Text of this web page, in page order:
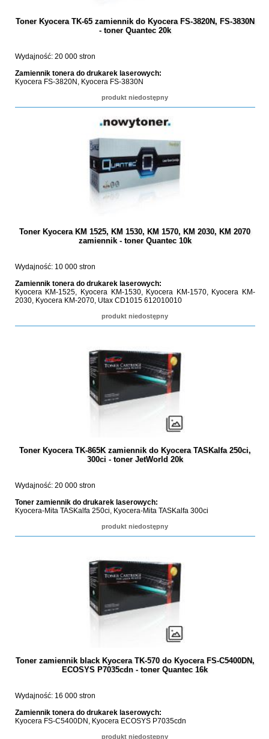
Toner Kyocera TK-65 zamiennik do Kyocera FS-3820N, FS-3830N
- toner Quantec 20k
Wydajność: 20 000 stron
Zamiennik tonera do drukarek laserowych:
Kyocera FS-3820N, Kyocera FS-3830N
produkt niedostępny
Toner Kyocera KM 1525, KM 1530, KM 1570, KM 2030, KM 2070
zamiennik - toner Quantec 10k
Wydajność: 10 000 stron
Zamiennik tonera do drukarek laserowych:
Kyocera KM-1525, Kyocera KM-1530, Kyocera KM-1570, Kyocera KM-
2030, Kyocera KM-2070, Utax CD1015 612010010
produkt niedostępny
Toner Kyocera TK-865K zamiennik do Kyocera TASKalfa 250ci,
300ci - toner JetWorld 20k
Wydajność: 20 000 stron
Toner zamiennik do drukarek laserowych:
Kyocera-Mita TASKalfa 250ci, Kyocera-Mita TASKalfa 300ci
produkt niedostępny
Toner zamiennik black Kyocera TK-570 do Kyocera FS-C5400DN,
ECOSYS P7035cdn - toner Quantec 16k
Wydajność: 16 000 stron
Zamiennik tonera do drukarek laserowych:
Kyocera FS-C5400DN, Kyocera ECOSYS P7035cdn
produkt niedostępny